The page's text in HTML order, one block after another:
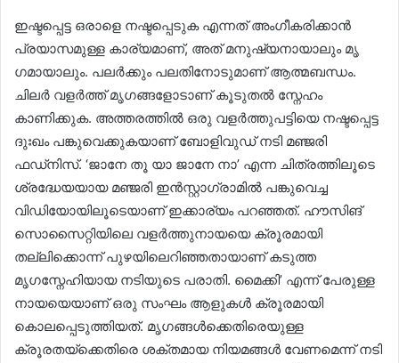
ഇഷ്ടപ്പെട്ട ഒരാളെ നഷ്ടപ്പെടുക എന്നത് അം​ഗീകരിക്കാൻ
പ്രയാസമുള്ള കാര്യമാണ്, അത് മനുഷ്യനായാലും മൃ​
ഗമായാലും. പലർക്കും പലതിനോടുമാണ് ആത്മബന്ധം.
ചിലർ വളർത്ത് മൃ​ഗങ്ങളോടാണ് കൂടുതൽ സ്നേഹം
കാണിക്കുക. അത്തരത്തിൽ ഒരു വളർത്തുപട്ടിയെ നഷ്ടപ്പെട്ട
ദുഃഖം പങ്കുവെക്കുകയാണ് ബോളിവുഡ് നടി മഞ്ജരി
ഫഡ്നിസ്. ‘ജാനേ തൂ യാ ജാനേ നാ’ എന്ന ചിത്രത്തിലൂടെ
ശ്രദ്ധേയയായ മഞ്ജരി ഇൻസ്റ്റാഗ്രാമിൽ പങ്കുവെച്ച
വിഡിയോയിലൂടെയാണ് ഇക്കാര്യം പറഞ്ഞത്. ഹൗസിങ്
സൊസൈറ്റിയിലെ വളർത്തുനായയെ ക്രൂരമായി
തല്ലിക്കൊന്ന് പുഴയിലെറിഞ്ഞതായാണ് കടുത്ത
മൃഗസ്നേഹിയായ നടിയുടെ പരാതി. മൈക്കി’ എന്ന് പേരുള്ള
നായയെയാണ് ഒരു സംഘം ആളുകൾ ക്രൂരമായി
കൊലപ്പെടുത്തിയത്. മൃഗങ്ങൾക്കെതിരെയുള്ള
ക്രൂരതയ്ക്കെതിരെ ശക്തമായ നിയമങ്ങൾ വേണമെന്ന് നടി